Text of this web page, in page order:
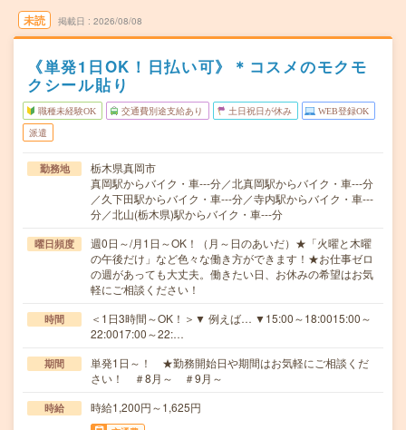
未読 掲載日 2026/08/08
《単発1日OK！日払い可》＊コスメのモクモ
クシール貼り
職種未経験OK 交通費別途支給あり 土日祝日が休み WEB登録OK
派遣
勤務地
栃木県真岡市
真岡駅からバイク・車---分／北真岡駅からバイク・車---分
／久下田駅からバイク・車---分／寺内駅からバイク・車---
分／北山(栃木県)駅からバイク・車---分
曜日頻度
週0日～/月1日～OK！（月～日のあいだ）★「火曜と木曜
の午後だけ」など色々な働き方ができます！★お仕事ゼロ
の週があっても大丈夫。働きたい日、お休みの希望はお気
軽にご相談ください！
時間
＜1日3時間～OK！＞▼ 例えば… ▼15:00～18:0015:00～
22:0017:00～22:…
期間
単発1日～！ ★勤務開始日や期間はお気軽にご相談くだ
さい！ ＃8月～ ＃9月～
時給 時給1,200円～1,625円